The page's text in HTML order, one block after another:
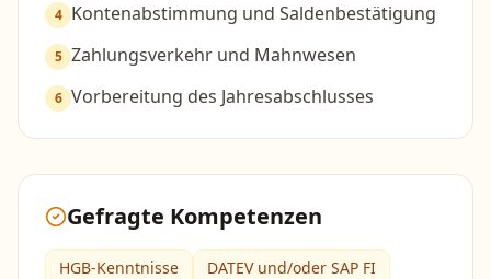
4 Kontenabstimmung und Saldenbestätigung
5 Zahlungsverkehr und Mahnwesen
6 Vorbereitung des Jahresabschlusses
Gefragte Kompetenzen
HGB-Kenntnisse
DATEV und/oder SAP FI